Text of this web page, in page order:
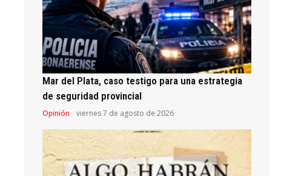
Mar del Plata, caso testigo para una estrategia
de seguridad provincial
Opinión viernes 7 de agosto de 2026